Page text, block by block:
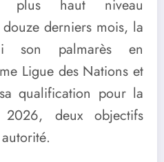
plus haut niveau
derniers mois, la
son palmarès en
Ligue des Nations et
qualification pour la
deux objectifs